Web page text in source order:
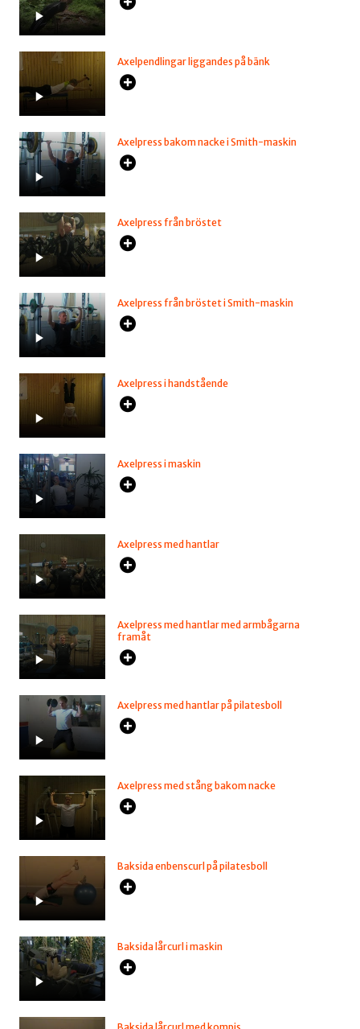
Axelpendlingar liggandes på bänk
Axelpress bakom nacke i Smith-maskin
Axelpress från bröstet
Axelpress från bröstet i Smith-maskin
Axelpress i handstående
Axelpress i maskin
Axelpress med hantlar
Axelpress med hantlar med armbågarna
framåt
Axelpress med hantlar på pilatesboll
Axelpress med stång bakom nacke
Baksida enbenscurl på pilatesboll
Baksida lårcurl i maskin
Baksida lårcurl med kompis